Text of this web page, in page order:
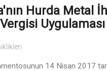
Hurda Metal
Uygulaması
14 Nisan 2017